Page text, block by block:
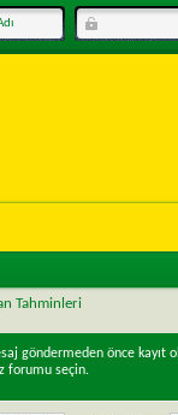
Tahminleri
göndermeden önce kayıt
forumu seçin.